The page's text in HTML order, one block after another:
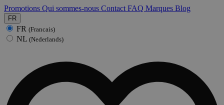
Promotions Qui sommes-nous Contact FAQ Marques Blog
FR
FR (Francais)
NL (Nederlands)